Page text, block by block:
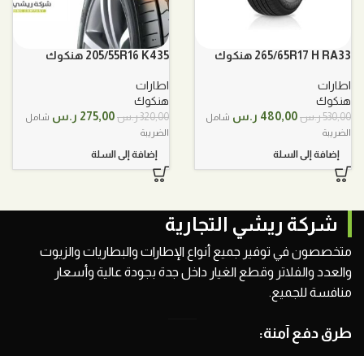
265/65R17 H RA33 هنكوك
اطارات
هنكوك
530,00ر.س السعر
530,00 ر.س.
480,00 ر.س السعر
شامل
الضريبة
إضافة إلى السلة
205/55R16 K435 هنكوك
اطارات
هنكوك
320,00ر.س السعر
320,00 ر.س.
275,00 ر.س السعر
شامل
الضريبة
إضافة إلى السلة
شركة ريشي التجارية
متخصصون في توفير جميع أنواع الإطارات والبطاريات والزيوت
والعدد والفلاتر وقطع الغيار داخل جدة بجودة عالية وأسعار
منافسة للجميع.
طرق دفع آمنة: